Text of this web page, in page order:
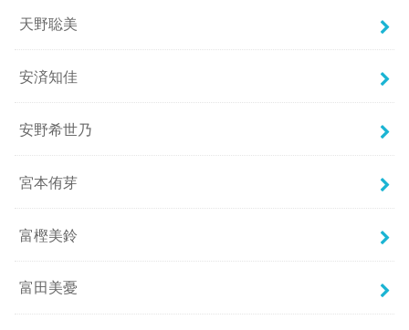
天野聡美
安済知佳
安野希世乃
宮本侑芽
富樫美鈴
富田美憂